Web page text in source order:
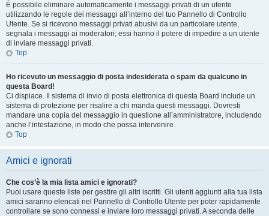
È possibile eliminare automaticamente i messaggi privati ​​di un utente
utilizzando le regole dei messaggi all’interno del tuo Pannello di Controllo
Utente. Se si ricevono messaggi privati ​​abusivi da un particolare utente,
segnala i messaggi ai moderatori; essi hanno il potere di impedire a un utente
di inviare messaggi privati​​.
Top
Ho ricevuto un messaggio di posta indesiderata o spam da qualcuno in
questa Board!
Ci dispiace. Il sistema di invio di posta elettronica di questa Board include un
sistema di protezione per risalire a chi manda questi messaggi. Dovresti
mandare una copia del messaggio in questione all’amministratore, includendo
anche l’intestazione, in modo che possa intervenire.
Top
Amici e ignorati
Che cos’è la mia lista amici e ignorati?
Puoi usare queste liste per gestire gli altri iscritti. Gli utenti aggiunti alla tua lista
amici saranno elencati nel Pannello di Controllo Utente per poter rapidamente
controllare se sono connessi e inviare loro messaggi privati. A seconda delle